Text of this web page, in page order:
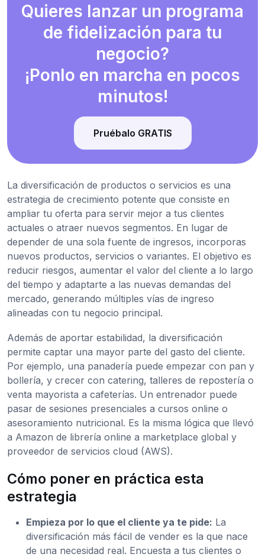
Quieres lanzar un programa
de fidelización para tu
negocio?
¡Ponlo en marcha en pocos
minutos!
Pruébalo GRATIS
La diversificación de productos o servicios es una
estrategia de crecimiento potente que consiste en
ampliar tu oferta para servir mejor a tus clientes
actuales o atraer nuevos segmentos. En lugar de
depender de una sola fuente de ingresos, incorporas
nuevos productos, servicios o variantes. El objetivo es
reducir riesgos, aumentar el valor del cliente a lo largo
del tiempo y adaptarte a las nuevas demandas del
mercado, generando múltiples vías de ingreso
alineadas con tu negocio principal.
Además de aportar estabilidad, la diversificación
permite captar una mayor parte del gasto del cliente.
Por ejemplo, una panadería puede empezar con pan y
bollería, y crecer con catering, talleres de repostería o
venta mayorista a cafeterías. Un entrenador puede
pasar de sesiones presenciales a cursos online o
asesoramiento nutricional. Es la misma lógica que llevó
a Amazon de librería online a marketplace global y
proveedor de servicios cloud (AWS).
Cómo poner en práctica esta
estrategia
Empieza por lo que el cliente ya te pide: La
diversificación más fácil de vender es la que nace
de una necesidad real. Encuesta a tus clientes o